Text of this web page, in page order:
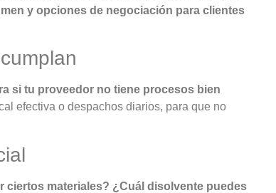
y opciones de negociación para clientes
si tu proveedor no tiene procesos bien
efectiva o despachos diarios, para que no
ciertos materiales? ¿Cuál disolvente puedes